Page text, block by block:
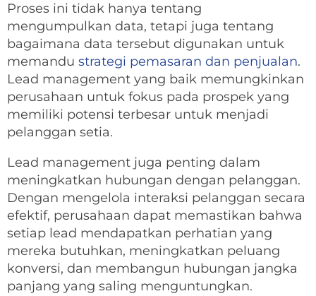
Proses ini tidak hanya tentang
mengumpulkan data, tetapi juga tentang
bagaimana data tersebut digunakan untuk
memandu strategi pemasaran dan penjualan.
Lead management yang baik memungkinkan
perusahaan untuk fokus pada prospek yang
memiliki potensi terbesar untuk menjadi
pelanggan setia.
Lead management juga penting dalam
meningkatkan hubungan dengan pelanggan.
Dengan mengelola interaksi pelanggan secara
efektif, perusahaan dapat memastikan bahwa
setiap lead mendapatkan perhatian yang
mereka butuhkan, meningkatkan peluang
konversi, dan membangun hubungan jangka
panjang yang saling menguntungkan.